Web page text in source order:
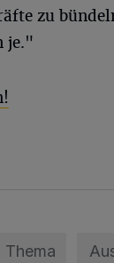
zu
je."
Thema